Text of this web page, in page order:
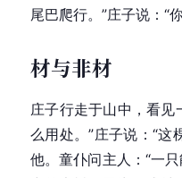
尾巴爬行。”庄子说：“
材与非材
庄子行走于山中，看见
么用处。”庄子说：“
他。童仆问主人：“一